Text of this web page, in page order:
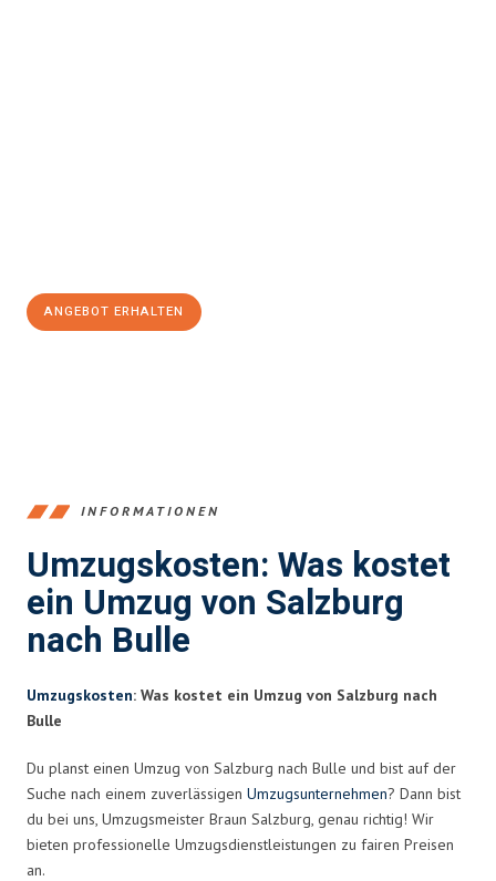
ANGEBOT ERHALTEN
INFORMATIONEN
Umzugskosten: Was kostet
ein Umzug von Salzburg
nach Bulle
Umzugskosten: Was kostet ein Umzug von Salzburg nach
Bulle
Du planst einen Umzug von Salzburg nach Bulle und bist auf der
Suche nach einem zuverlässigen Umzugsunternehmen? Dann bist
du bei uns, Umzugsmeister Braun Salzburg, genau richtig! Wir
bieten professionelle Umzugsdienstleistungen zu fairen Preisen
an.